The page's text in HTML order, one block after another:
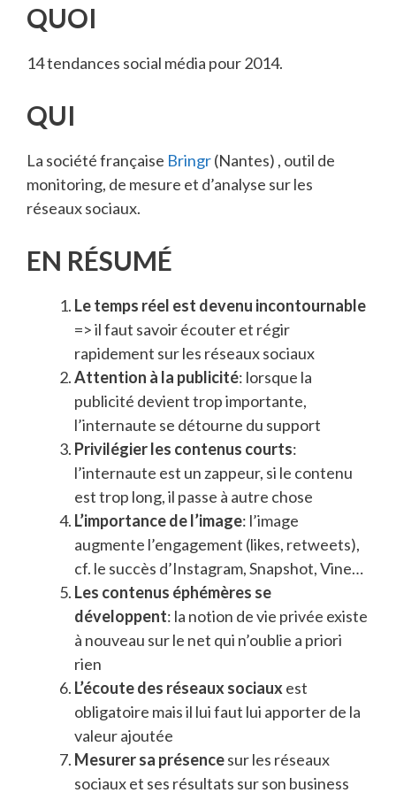
QUOI
14 tendances social média pour 2014.
QUI
La société française Bringr(Nantes) , outil de
monitoring, de mesure et d’analyse sur les
réseaux sociaux.
EN RÉSUMÉ
Le temps réel est devenu incontournable
=> il faut savoir écouter et régir
rapidement sur les réseaux sociaux
Attention à la publicité: lorsque la
publicité devient trop importante,
l’internaute se détourne du support
Privilégier les contenus courts:
l’internaute est un zappeur, si le contenu
est trop long, il passe à autre chose
L’importance de l’image: l’image
augmente l’engagement (likes, retweets),
cf. le succès d’Instagram, Snapshot, Vine…
Les contenus éphémères se
développent: la notion de vie privée existe
à nouveau sur le net qui n’oublie a priori
rien
L’écoute des réseaux sociaux est
obligatoire mais il lui faut lui apporter de la
valeur ajoutée
Mesurer sa présencesur les réseaux
sociaux et ses résultats sur son business